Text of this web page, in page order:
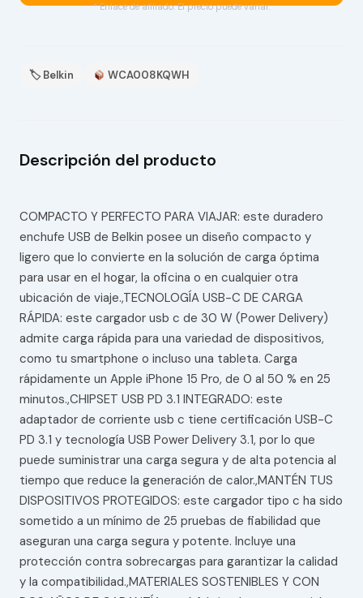
* Enlace de afiliado. El precio puede variar.
🏷 Belkin WCA008KQWH
Descripción del producto
COMPACTO Y PERFECTO PARA VIAJAR: este duradero
enchufe USB de Belkin posee un diseño compacto y
ligero que lo convierte en la solución de carga óptima
para usar en el hogar, la oficina o en cualquier otra
ubicación de viaje.,TECNOLOGÍA USB-C DE CARGA
RÁPIDA: este cargador usb c de 30 W (Power Delivery)
admite carga rápida para una variedad de dispositivos,
como tu smartphone o incluso una tableta. Carga
rápidamente un Apple iPhone 15 Pro, de 0 al 50 % en 25
minutos.,CHIPSET USB PD 3.1 INTEGRADO: este
adaptador de corriente usb c tiene certificación USB-C
PD 3.1 y tecnología USB Power Delivery 3.1, por lo que
puede suministrar una carga segura y de alta potencia al
tiempo que reduce la generación de calor.,MANTÉN TUS
DISPOSITIVOS PROTEGIDOS: este cargador tipo c ha sido
sometido a un mínimo de 25 pruebas de fiabilidad que
aseguran una carga segura y potente. Incluye una
protección contra sobrecargas para garantizar la calidad
y la compatibilidad.,MATERIALES SOSTENIBLES Y CON